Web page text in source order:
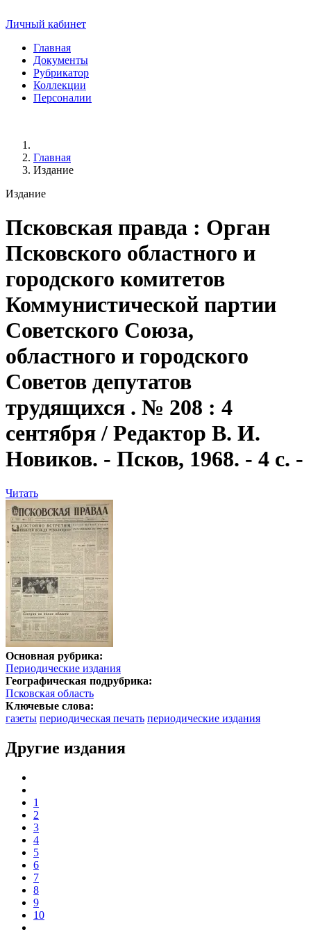
Личный кабинет
Главная
Документы
Рубрикатор
Коллекции
Персоналии
Главная
Издание
Издание
Псковская правда : Орган
Псковского областного и
городского комитетов
Коммунистической партии
Советского Союза,
областного и городского
Советов депутатов
трудящихся . № 208 : 4
сентября / Редактор В. И.
Новиков. - Псков, 1968. - 4 с. -
Читать
Основная рубрика:
Периодические издания
Географическая подрубрика:
Псковская область
Ключевые слова:
газеты периодическая печать периодические издания
Другие издания
1
2
3
4
5
6
7
8
9
10